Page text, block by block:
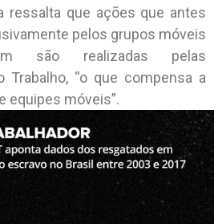
ressalta que ações que antes
pelos grupos móveis
são realizadas pelas
Trabalho, “o que compensa a
equipes móveis”.